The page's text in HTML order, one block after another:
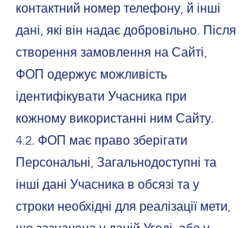
контактний номер телефону, й інші
дані, які він надає добровільно. Після
створення замовлення на Сайті,
ФОП одержує можливість
ідентифікувати Учасника при
кожному використанні ним Сайту.
4.2. ФОП має право зберігати
Персональні, Загальнодоступні та
інші дані Учасника в обсязі та у
строки необхідні для реалізації мети,